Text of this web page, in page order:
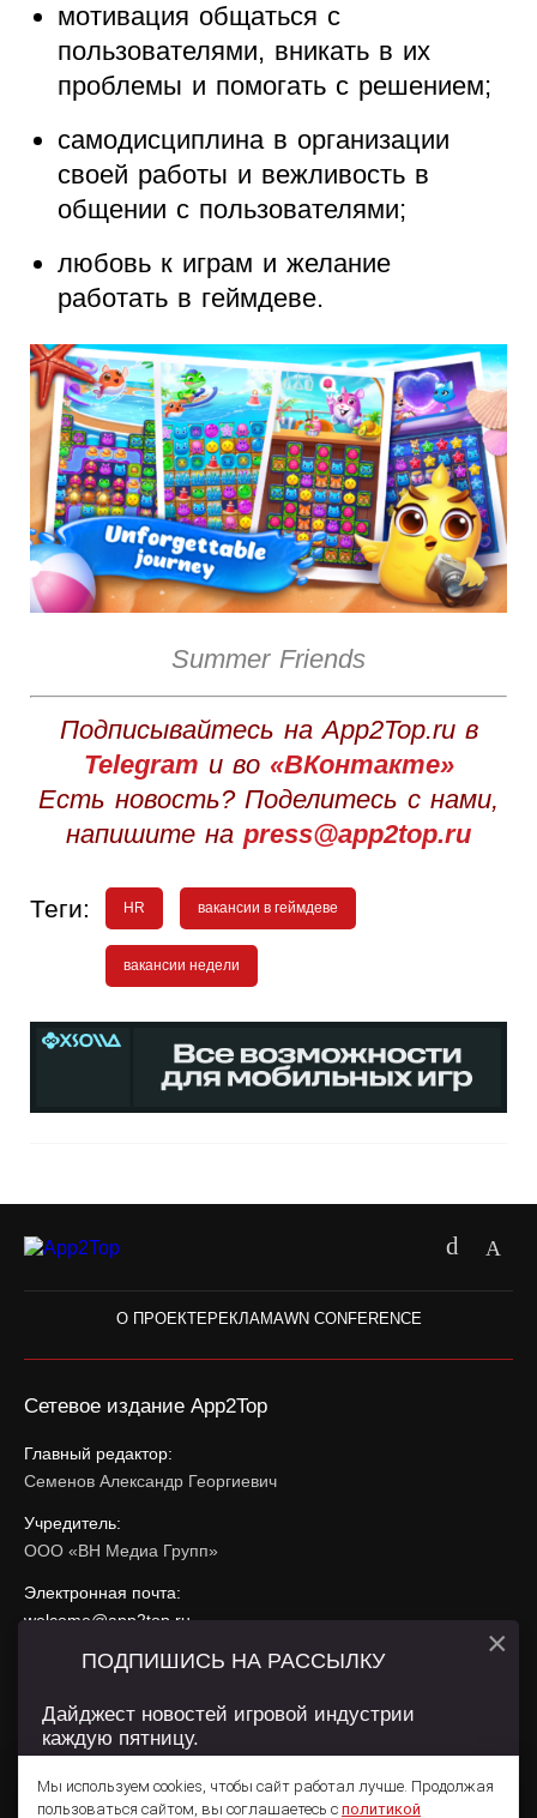
мотивация общаться с
пользователями, вникать в их
проблемы и помогать с решением;
самодисциплина в организации
своей работы и вежливость в
общении с пользователями;
любовь к играм и желание
работать в геймдеве.
Summer Friends
Подписывайтесь на App2Top.ru в
Telegram и во «ВКонтакте»
Есть новость? Поделитесь с нами,
напишите на press@app2top.ru
Теги: HR вакансии в геймдеве
вакансии недели
О ПРОЕКТЕ РЕКЛАМАWN CONFERENCE
Сетевое издание App2Top
Главный редактор:
Семенов Александр Георгиевич
Учредитель:
ООО «ВН Медиа Групп»
Электронная почта:
welcome@app2top.ru
При использовании материалов активная ссылка на
Сайт использует IP адреса, cookie, данные геолокации
использования содержатся вПолитике конфиденциальностии
Мы используем cookies, чтобы сайт работал лучше. Продолжая
пользоваться сайтом, вы соглашаетесь с политикой
ПОДПИШИСЬ НА РАССЫЛКУ
Дайджест новостей игровой индустрии
каждую пятницу.
×